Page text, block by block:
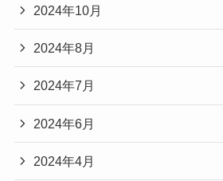
2024年10月
2024年8月
2024年7月
2024年6月
2024年4月